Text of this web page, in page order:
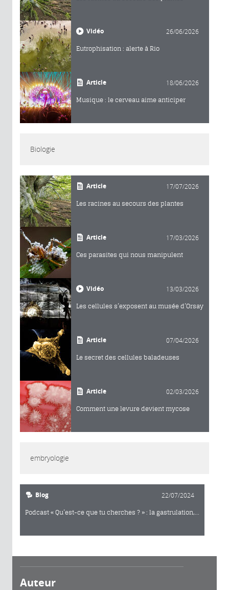
Vidéo 26/06/2026
Eutrophisation : alerte à Rio
Article 18/06/2026
Musique : le cerveau aime anticiper
Biologie
Article 17/07/2026
Les racines au secours des plantes
Article 17/03/2026
Ces parasites qui nous manipulent
Vidéo 13/03/2026
Les cellules s’exposent au musée d’Orsay
Article 07/04/2026
Le secret des cellules baladeuses
Article 02/03/2026
Comment une levure devient mycose
embryologie
Blog 22/07/2024
Podcast « Qu’est-ce que tu cherches ? » : la gastrulation,...
Auteur